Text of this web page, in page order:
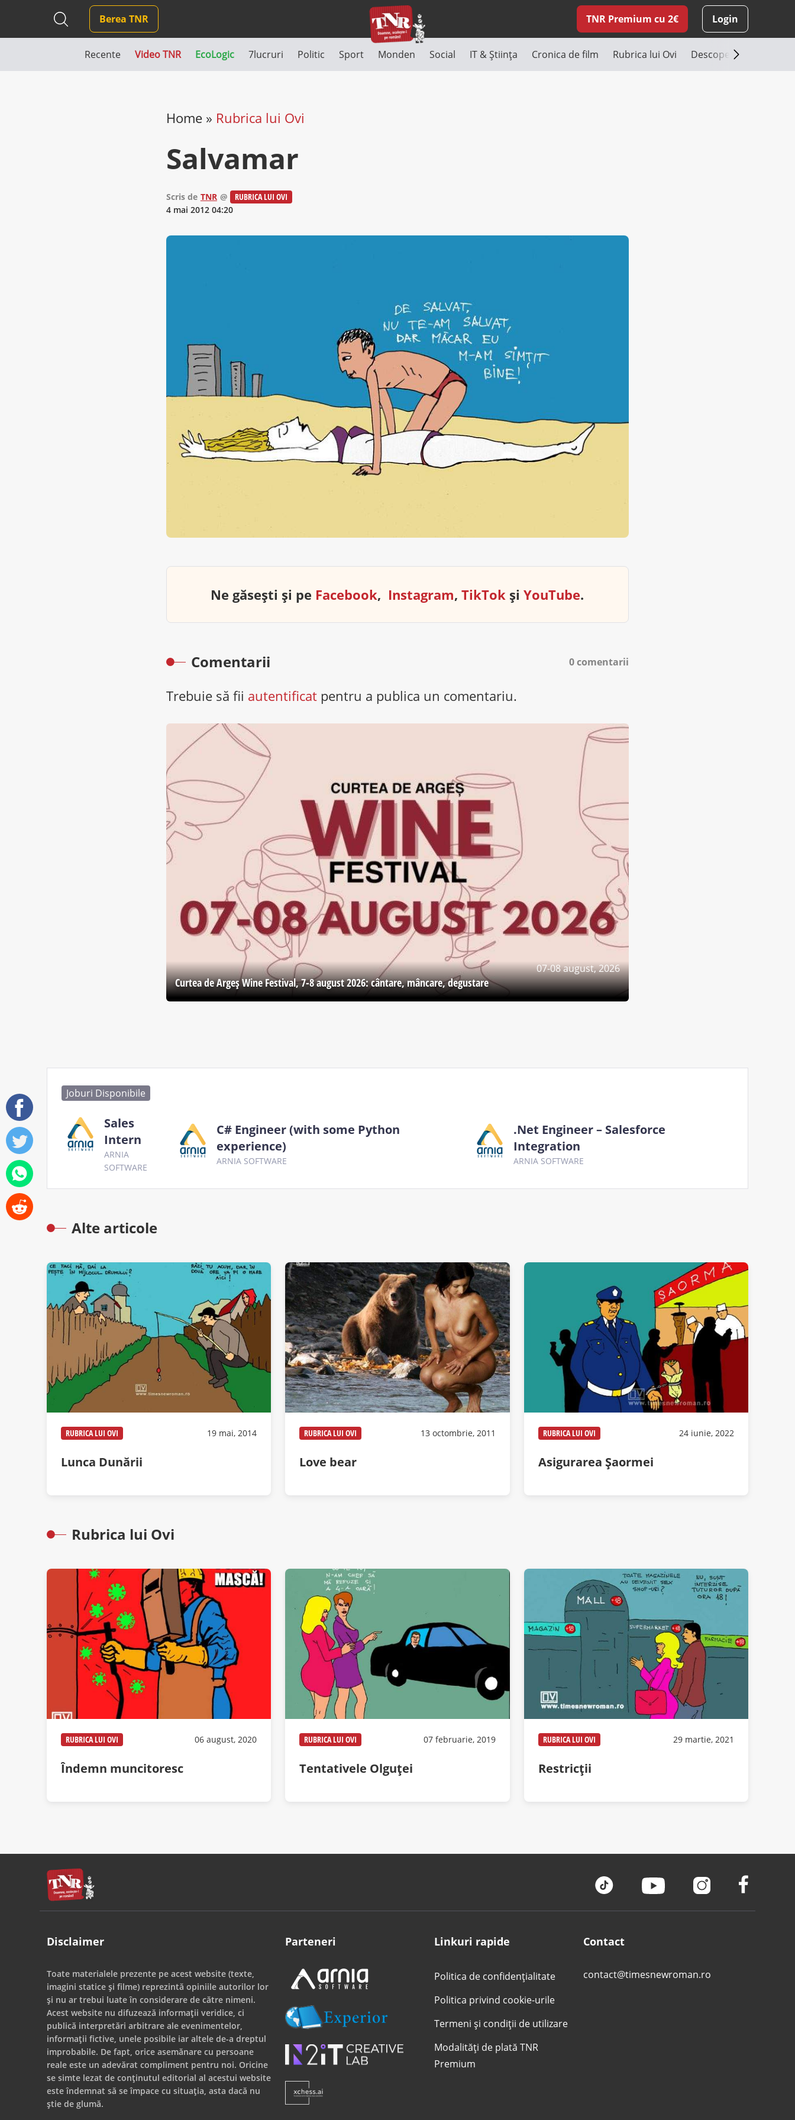
Berea TNR TNR Premium cu 2€ Login
Recente Video TNR EcoLogic 7lucruri Politic Sport Monden Social IT & Știința Cronica de film Rubrica lui Ovi Descoperă România
Home» Rubrica lui Ovi
Salvamar
Scris de TNR @
RUBRICA LUI OVI
4 mai 2012 04:20
Ne găsești și pe Facebook, Instagram,TikTok șiYouTube.
Comentarii 0 comentarii
Trebuie să fii autentificatpentru a publica un comentariu.
07-08 august, 2026
Curtea de Argeş Wine Festival, 7-8 august 2026: cântare, mâncare, degustare
Joburi Disponibile
Sales
Intern
ARNIA
SOFTWARE
C# Engineer (with some Python
experience)
ARNIA SOFTWARE
.Net Engineer – Salesforce
Integration
ARNIA SOFTWARE
Alte articole
RUBRICA LUI OVI 19 mai, 2014
Lunca Dunării
RUBRICA LUI OVI 13 octombrie, 2011
Love bear
RUBRICA LUI OVI 24 iunie, 2022
Asigurarea Șaormei
Rubrica lui Ovi
RUBRICA LUI OVI 06 august, 2020
Îndemn muncitoresc
RUBRICA LUI OVI 07 februarie, 2019
Tentativele Olguței
RUBRICA LUI OVI 29 martie, 2021
Restricții
Disclaimer
Toate materialele prezente pe acest website (texte,
imagini statice și filme) reprezintă opiniile autorilor lor
și nu ar trebui luate în considerare de către nimeni.
Acest website nu difuzează informații veridice, ci
publică interpretări arbitrare ale evenimentelor,
informații fictive, unele posibile iar altele de-a dreptul
improbabile. De fapt, orice asemănare cu persoane
reale este un adevărat compliment pentru noi. Oricine
se simte lezat de conținutul editorial al acestui website
este îndemnat să se împace cu situația, asta dacă nu
știe de glumă.
Parteneri Linkuri rapide
Politica de confidențialitate
Politica privind cookie-urile
Termeni și condiții de utilizare
Modalități de plată TNR
Premium
Contact
contact@timesnewroman.ro